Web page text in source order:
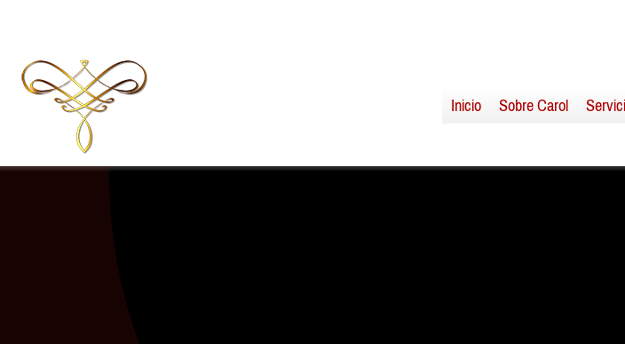
Inicio Sobre Carol